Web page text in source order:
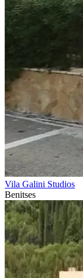
Vila Galini Studios
Benitses